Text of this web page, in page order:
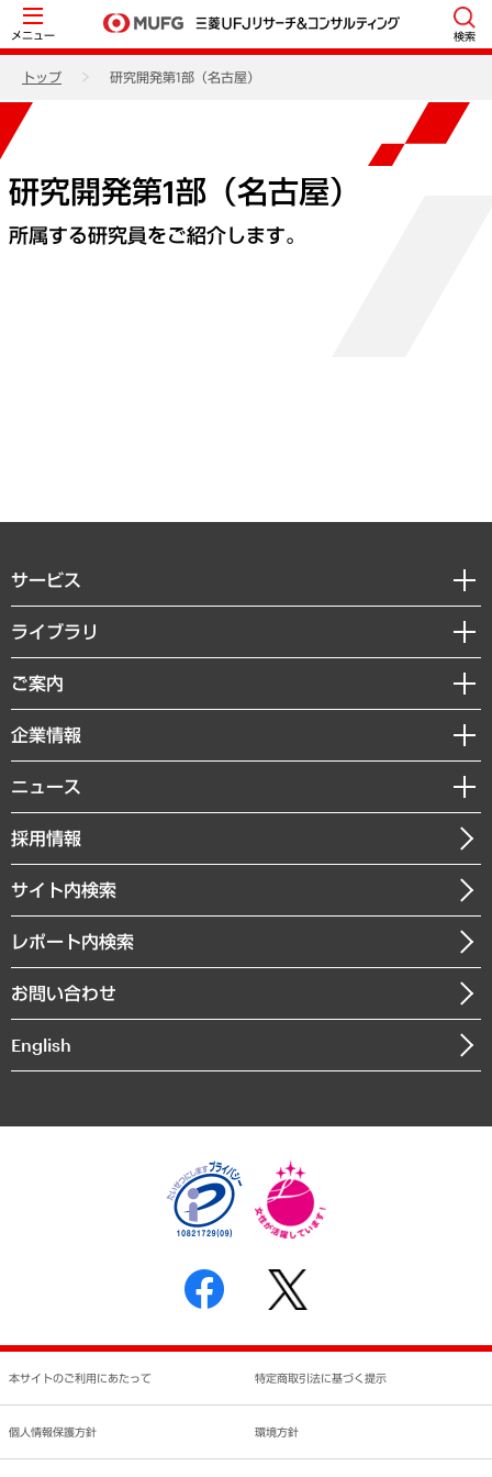
メニュー 検索
トップ 研究開発第1部（名古屋）
研究開発第1部（名古屋）
所属する研究員をご紹介します。
サービス
経営戦略
組織・人事戦略
デジタルイノベーション
共生・ダイバーシティ
GRC（ガバナンス・リスク・コンプライアンス）・防災（政策）
経済・産業・雇用・労働
まちづくり・観光・交通・スポーツ・スマートシティ
自然資源・農林水産業・食料システム
ライブラリ
経済調査
レポート
コラム
経営用語集
受託・受注実績（官公庁関連）
メディア掲載・出演
ご案内
セミナー・イベント情報
MUFGビジネスセミナー
受託案件情報
企業情報
私たちの想い
社長メッセージ
会社概要
沿革
組織図・本部部室紹介
インドネシア現地法人
個人情報保護方針
反社会的勢力に対する基本方針
書面による個人情報の開示等の請求の手続きについて
ニュース
ニュースリリース
お知らせ
採用情報
サイト内検索
レポート内検索
お問い合わせ
English
本サイトのご利用にあたって 特定商取引法に基づく提示
個人情報保護方針 環境方針